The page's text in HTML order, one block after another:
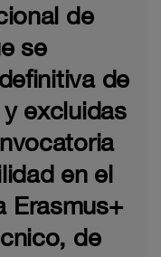
de
se
de
excluidas
en el
Erasmus+
de